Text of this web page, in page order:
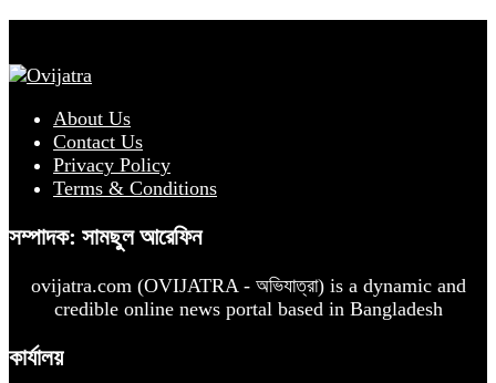
About Us
Contact Us
Privacy Policy
Terms & Conditions
সম্পাদক: সামছুল আরেফিন
ovijatra.com (OVIJATRA - অভিযাত্রা) is a dynamic and
credible online news portal based in Bangladesh
কার্যালয়